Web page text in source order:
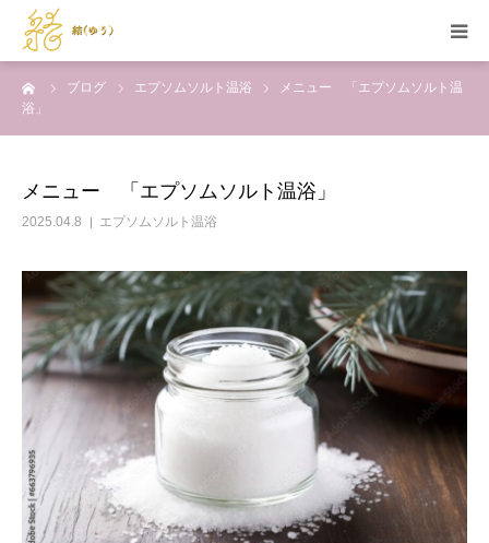
ブログ エプソムソルト温浴
メニュー 「エプソムソルト温
浴」
メニュー 「エプソムソルト温浴」
2025.04.8 エプソムソルト温浴
HOME
メニュー
セラピスト紹介
施術例
お問い合わせ